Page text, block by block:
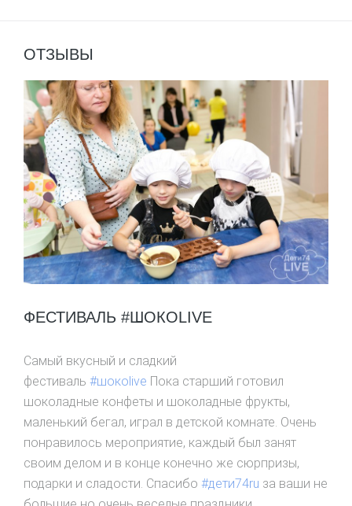
ОТЗЫВЫ
ФЕСТИВАЛЬ #ШОКОLIVE
Самый вкусный и сладкий
фестиваль #шокоlive Пока старший готовил
шоколадные конфеты и шоколадные фрукты,
маленький бегал, играл в детской комнате. Очень
понравилось мероприятие, каждый был занят
своим делом и в конце конечно же сюрпризы,
подарки и сладости. Спасибо #дети74ru за ваши не